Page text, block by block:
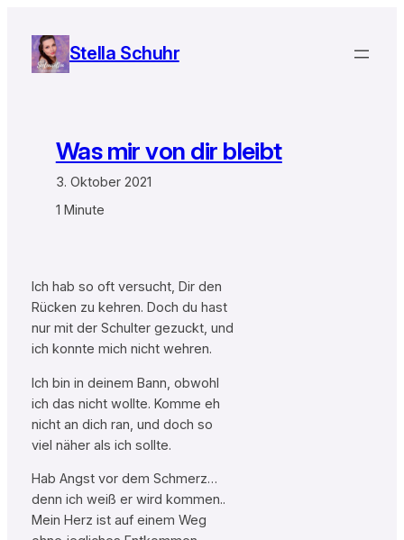
Inhalt
springen
Stella Schuhr
Was mir von dir bleibt
3. Oktober 2021
1 Minute
Ich hab so oft versucht, Dir den
Rücken zu kehren. Doch du hast
nur mit der Schulter gezuckt, und
ich konnte mich nicht wehren.
Ich bin in deinem Bann, obwohl
ich das nicht wollte. Komme eh
nicht an dich ran, und doch so
viel näher als ich sollte.
Hab Angst vor dem Schmerz…
denn ich weiß er wird kommen..
Mein Herz ist auf einem Weg